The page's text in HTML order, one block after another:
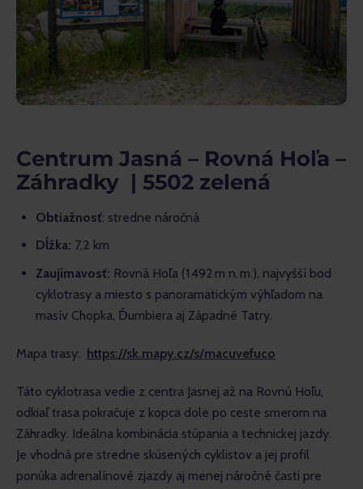
Centrum Jasná – Rovná Hoľa –
Záhradky | 5502 zelená
Obtiažnosť: stredne náročná
Dĺžka: 7,2 km
Zaujímavosť: Rovná Hoľa (1 492 m n. m.), najvyšší bod
cyklotrasy a miesto s panoramatickým výhľadom na
masív Chopka, Ďumbiera aj Západné Tatry.
Mapa trasy: https://sk.mapy.cz/s/macuvefuco
Táto cyklotrasa vedie z centra Jasnej až na Rovnú Hoľu,
odkiaľ trasa pokračuje z kopca dole po ceste smerom na
Záhradky. Ideálna kombinácia stúpania a technickej jazdy.
Je vhodná pre stredne skúsených cyklistov a jej profil
ponúka adrenalínové zjazdy aj menej náročné časti pre